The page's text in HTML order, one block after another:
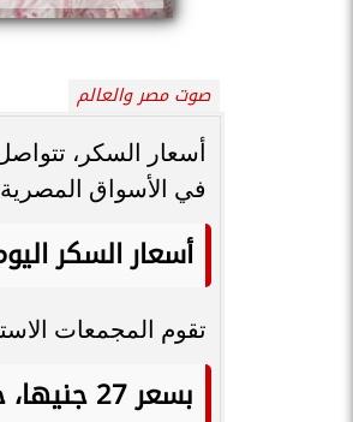
صوت مصر والعالم
أسعار السكر،
في الأسواق
أسعار السكر
تقوم المجمعات
بسعر 27 جنيها، حملات رقابية لوصول السكر إلى المستهلك بسعره الرسمي